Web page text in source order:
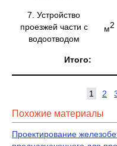
7. Устройство
проезжей части с
водоотводом
м2
Итого:
1 2
Похожие материалы
Проектирование